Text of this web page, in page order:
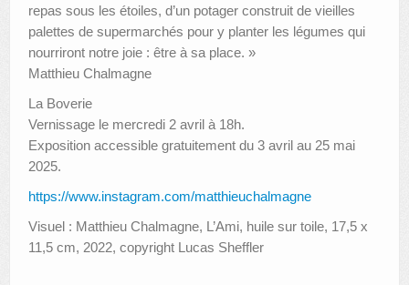
repas sous les étoiles, d’un potager construit de vieilles
palettes de supermarchés pour y planter les légumes qui
nourriront notre joie : être à sa place. »
Matthieu Chalmagne
La Boverie
Vernissage le mercredi 2 avril à 18h.
Exposition accessible gratuitement du 3 avril au 25 mai
2025.
https://www.instagram.com/matthieuchalmagne
Visuel : Matthieu Chalmagne, L’Ami, huile sur toile, 17,5 x
11,5 cm, 2022, copyright Lucas Sheffler